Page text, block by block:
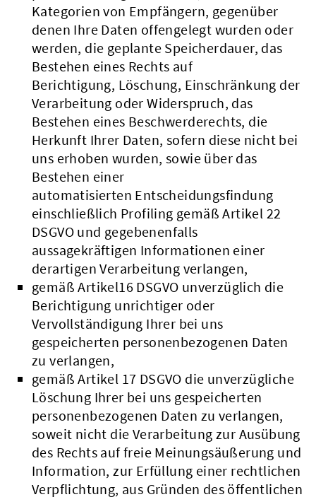
Kategorien von Empfängern, gegenüber
denen Ihre Daten offengelegt wurden oder
werden, die geplante Speicherdauer, das
Bestehen eines Rechts auf
Berichtigung, Löschung, Einschränkung der
Verarbeitung oder Widerspruch, das
Bestehen eines Beschwerderechts, die
Herkunft Ihrer Daten, sofern diese nicht bei
uns erhoben wurden, sowie über das
Bestehen einer
automatisierten Entscheidungsfindung
einschließlich Profiling gemäß Artikel 22
DSGVO und gegebenenfalls
aussagekräftigen Informationen einer
derartigen Verarbeitung verlangen,
gemäß Artikel16 DSGVO unverzüglich die
Berichtigung unrichtiger oder
Vervollständigung Ihrer bei uns
gespeicherten personenbezogenen Daten
zu verlangen,
gemäß Artikel 17 DSGVO die unverzügliche
Löschung Ihrer bei uns gespeicherten
personenbezogenen Daten zu verlangen,
soweit nicht die Verarbeitung zur Ausübung
des Rechts auf freie Meinungsäußerung und
Information, zur Erfüllung einer rechtlichen
Verpflichtung, aus Gründen des öffentlichen